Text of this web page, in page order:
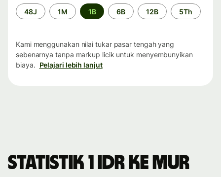
Periode
waktu
48J 1M 1B 6B 12B 5Th
Kami menggunakan nilai tukar pasar tengah yang
sebenarnya tanpa markup licik untuk menyembunyikan
biaya. Pelajari lebih lanjut
Statistik 1 IDR ke MUR